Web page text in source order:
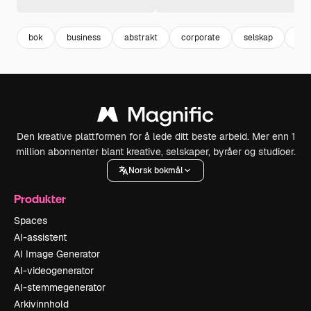
bok business abstrakt corporate selskap
Den kreative plattformen for å lede ditt beste arbeid. Mer enn 1
million abonnenter blant kreative, selskaper, byråer og studioer.
Norsk bokmål
Produkter
Spaces
AI-assistent
AI Image Generator
AI-videogenerator
AI-stemmegenerator
Arkivinnhold